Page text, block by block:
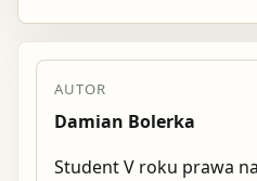
AUTOR
Damian Bolerka
Student V roku prawa